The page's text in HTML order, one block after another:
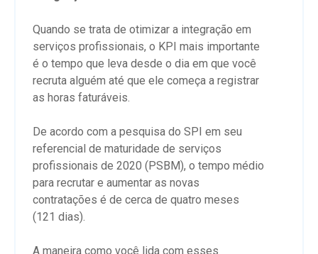
Quando se trata de otimizar a integração em
serviços profissionais, o KPI mais importante
é o tempo que leva desde o dia em que você
recruta alguém até que ele começa a registrar
as horas faturáveis.
De acordo com a pesquisa do SPI em seu
referencial de maturidade de serviços
profissionais de 2020 (PSBM), o tempo médio
para recrutar e aumentar as novas
contratações é de cerca de quatro meses
(121 dias).
A maneira como você lida com esses